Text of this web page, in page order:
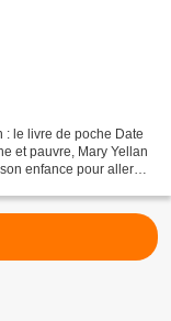
: le livre de poche Date
et pauvre, Mary Yellan
enfance pour aller